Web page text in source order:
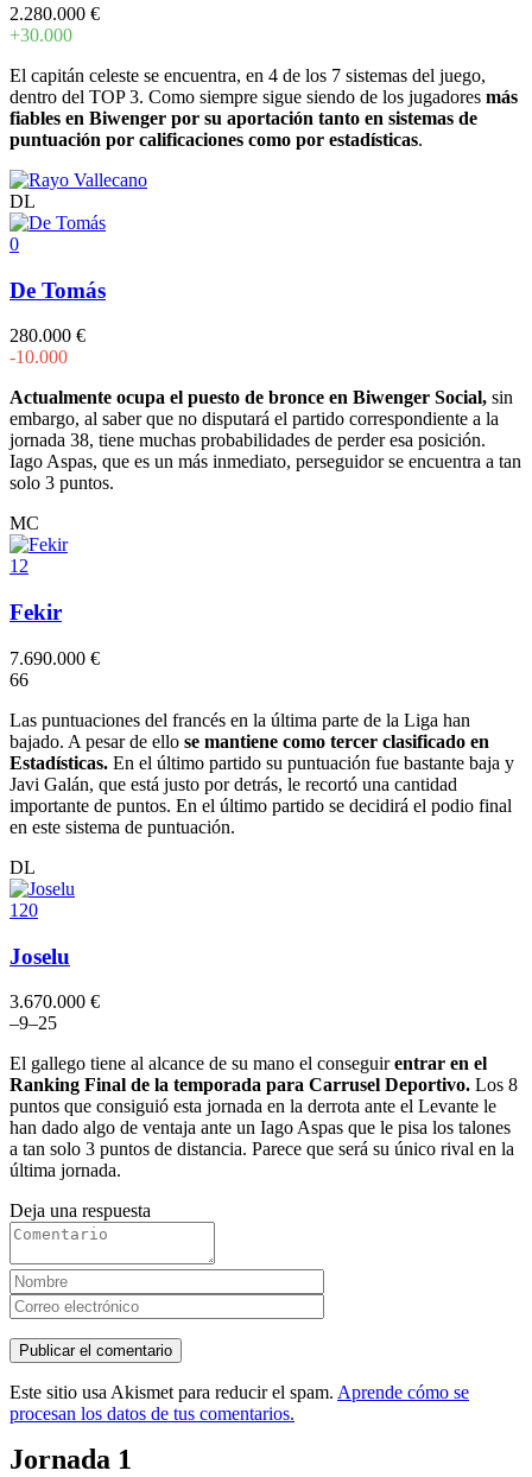
2.280.000 €
+30.000
El capitán celeste se encuentra, en 4 de los 7 sistemas del juego,
dentro del TOP 3. Como siempre sigue siendo de los jugadores más
fiables en Biwenger por su aportación tanto en sistemas de
puntuación por calificaciones como por estadísticas.
DL
0
De Tomás
280.000 €
-10.000
Actualmente ocupa el puesto de bronce en Biwenger Social, sin
embargo, al saber que no disputará el partido correspondiente a la
jornada 38, tiene muchas probabilidades de perder esa posición.
Iago Aspas, que es un más inmediato, perseguidor se encuentra a tan
solo 3 puntos.
MC
12
Fekir
7.690.000 €
66
Las puntuaciones del francés en la última parte de la Liga han
bajado. A pesar de ello se mantiene como tercer clasificado en
Estadísticas. En el último partido su puntuación fue bastante baja y
Javi Galán, que está justo por detrás, le recortó una cantidad
importante de puntos. En el último partido se decidirá el podio final
en este sistema de puntuación.
DL
120
Joselu
3.670.000 €
–9–25
El gallego tiene al alcance de su mano el conseguirentrar en el
Ranking Final de la temporada para Carrusel Deportivo. Los 8
puntos que consiguió esta jornada en la derrota ante el Levante le
han dado algo de ventaja ante un Iago Aspas que le pisa los talones
a tan solo 3 puntos de distancia. Parece que será su único rival en la
última jornada.
Deja una respuesta
Este sitio usa Akismet para reducir el spam. Aprende cómo se
procesan los datos de tus comentarios.
Jornada 1